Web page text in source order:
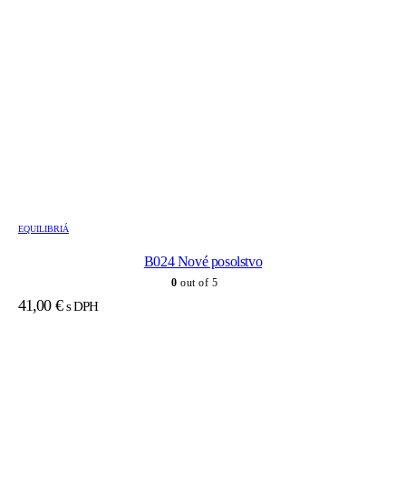
EQUILIBRIÁ
B024 Nové posolstvo
0 out of 5
41,00 € s DPH